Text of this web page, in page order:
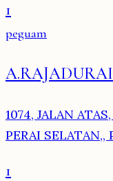
1
peguam
1074, JALAN
PERAI SELATAN,,
1